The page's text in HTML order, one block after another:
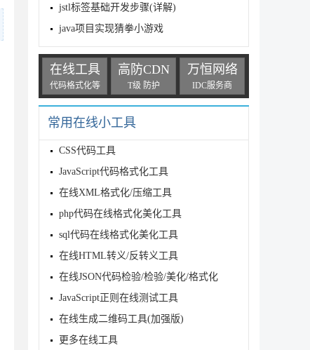
jstl标签基础开发步骤(详解)
java项目实现猜拳小游戏
在线工具
代码格式化等
高防CDN
T级 防护
万恒网络
IDC服务商
常用在线小工具
CSS代码工具
JavaScript代码格式化工具
在线XML格式化/压缩工具
php代码在线格式化美化工具
sql代码在线格式化美化工具
在线HTML转义/反转义工具
在线JSON代码检验/检验/美化/格式化
JavaScript正则在线测试工具
在线生成二维码工具(加强版)
更多在线工具